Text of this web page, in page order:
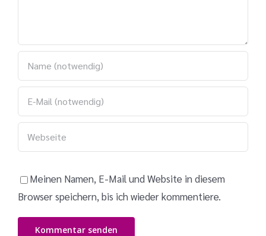
Meinen Namen, E-Mail und Website in diesem
Browser speichern, bis ich wieder kommentiere.